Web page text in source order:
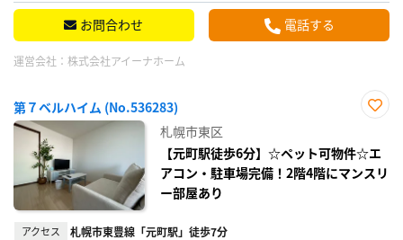
お問合わせ 電話する
運営会社： 株式会社アイーナホーム
第７ベルハイム (No.536283)
り登
録
札幌市東区
【元町駅徒歩6分】☆ペット可物件☆エ
アコン・駐車場完備！2階4階にマンスリ
ー部屋あり
アクセス 札幌市東豊線「元町駅」徒歩7分